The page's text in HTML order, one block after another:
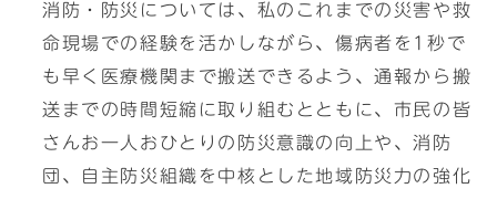
消防・防災については、私のこれまでの災害や救
命現場での経験を活かしながら、傷病者を1秒で
も早く医療機関まで搬送できるよう、通報から搬
送までの時間短縮に取り組むとともに、市民の皆
さんお一人おひとりの防災意識の向上や、消防
団、自主防災組織を中核とした地域防災力の強化